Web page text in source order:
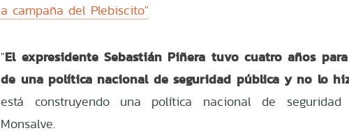
a campaña del Plebiscito"
"El expresidente Sebastián Piñera tuvo cuatro años
de una política nacional de seguridad pública y no lo
está construyendo una política nacional de
Monsalve.